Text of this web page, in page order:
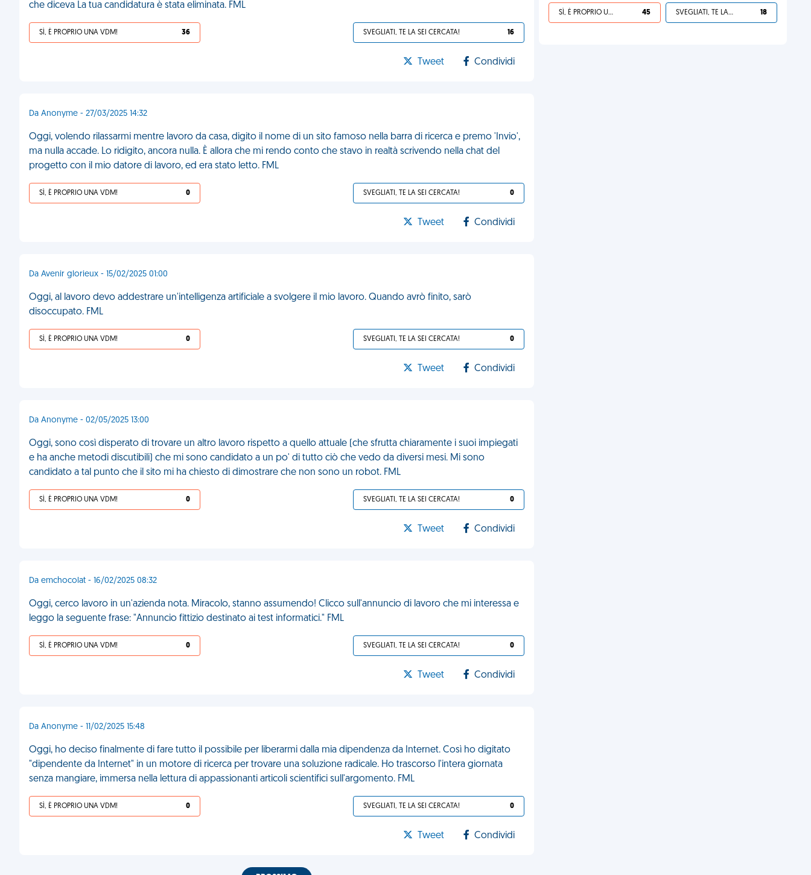
che diceva La tua candidatura è stata eliminata. FML
SÌ, È PROPRIO UNA VDM! 36 SVEGLIATI, TE LA SEI CERCATA! 16
Tweet Condividi
Da Anonyme - 27/03/2025 14:32
Oggi, volendo rilassarmi mentre lavoro da casa, digito il nome di un sito famoso nella barra di ricerca e premo 'Invio',
ma nulla accade. Lo ridigito, ancora nulla. È allora che mi rendo conto che stavo in realtà scrivendo nella chat del
progetto con il mio datore di lavoro, ed era stato letto. FML
SÌ, È PROPRIO UNA VDM! 0 SVEGLIATI, TE LA SEI CERCATA! 0
Tweet Condividi
Da Avenir glorieux - 15/02/2025 01:00
Oggi, al lavoro devo addestrare un'intelligenza artificiale a svolgere il mio lavoro. Quando avrò finito, sarò
disoccupato. FML
SÌ, È PROPRIO UNA VDM! 0 SVEGLIATI, TE LA SEI CERCATA! 0
Tweet Condividi
Da Anonyme - 02/05/2025 13:00
Oggi, sono così disperato di trovare un altro lavoro rispetto a quello attuale (che sfrutta chiaramente i suoi impiegati
e ha anche metodi discutibili) che mi sono candidato a un po' di tutto ciò che vedo da diversi mesi. Mi sono
candidato a tal punto che il sito mi ha chiesto di dimostrare che non sono un robot. FML
SÌ, È PROPRIO UNA VDM! 0 SVEGLIATI, TE LA SEI CERCATA! 0
Tweet Condividi
Da emchocolat - 16/02/2025 08:32
Oggi, cerco lavoro in un'azienda nota. Miracolo, stanno assumendo! Clicco sull'annuncio di lavoro che mi interessa e
leggo la seguente frase: "Annuncio fittizio destinato ai test informatici." FML
SÌ, È PROPRIO UNA VDM! 0 SVEGLIATI, TE LA SEI CERCATA! 0
Tweet Condividi
Da Anonyme - 11/02/2025 15:48
Oggi, ho deciso finalmente di fare tutto il possibile per liberarmi dalla mia dipendenza da Internet. Così ho digitato
"dipendente da Internet" in un motore di ricerca per trovare una soluzione radicale. Ho trascorso l'intera giornata
senza mangiare, immersa nella lettura di appassionanti articoli scientifici sull'argomento. FML
SÌ, È PROPRIO UNA VDM! 0 SVEGLIATI, TE LA SEI CERCATA! 0
Tweet Condividi
SÌ, È PROPRIO UNA VDM! 45 SVEGLIATI, TE LA SEI CERCATA! 18